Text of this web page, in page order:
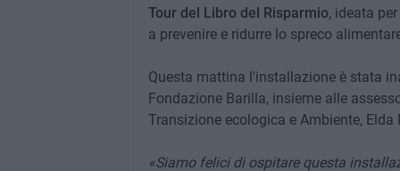
Tour del Libro del Risparmio, ideata
a prevenire e ridurre lo spreco
Questa mattina l'installazione è stata
Fondazione Barilla, insieme alle
Transizione ecologica e Ambiente, Elda
«Siamo felici di ospitare questa